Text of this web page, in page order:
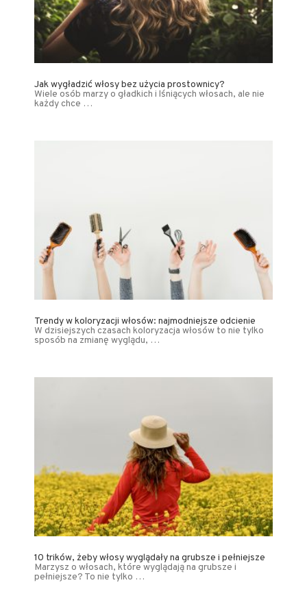
Jak wygładzić włosy bez użycia prostownicy?
Wiele osób marzy o gładkich i lśniących włosach, ale nie
każdy chce …
Trendy w koloryzacji włosów: najmodniejsze odcienie
W dzisiejszych czasach koloryzacja włosów to nie tylko
sposób na zmianę wyglądu, …
10 trików, żeby włosy wyglądały na grubsze i pełniejsze
Marzysz o włosach, które wyglądają na grubsze i
pełniejsze? To nie tylko …